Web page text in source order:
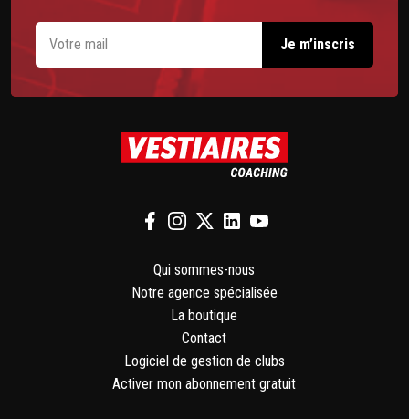
Qui sommes-nous
Notre agence spécialisée
La boutique
Contact
Logiciel de gestion de clubs
Activer mon abonnement gratuit